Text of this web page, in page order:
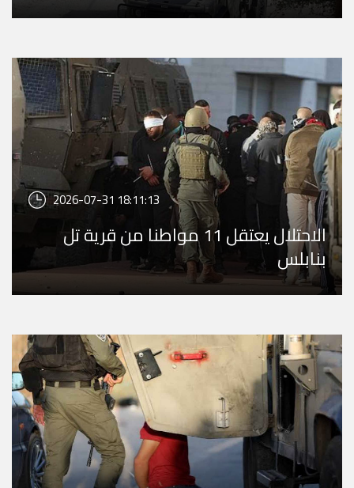
2026-07-31 18:11:13
الاحتلال يعتقل 11 مواطنا من قرية تل
بنابلس